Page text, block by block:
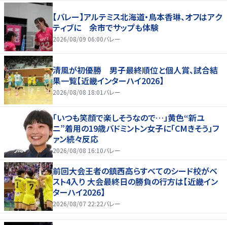
【バレー】アルテミス北海道・鳥本香琳、オフはアク
ティブに 余市でサップも体験
2026/08/09 06:00バレー
清風が初優勝 男子最終順位と個人賞、試合結
果一覧【近畿インターハイ2026】
2026/08/08 18:01 バレー
「いつも笑顔で楽しそうなので…」黄色“新ユ
ニ”着用の19歳バドミントン女子に「CMきそう」フ
ァン続々反応
2026/08/08 16:10バレー
前回大会王者の鎮西高らすべてのシード校がベ
スト4入り 大会最終日の勝負の行方は【近畿イン
ターハイ2026】
2026/08/07 22:22バレー